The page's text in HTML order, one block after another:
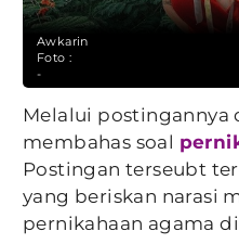
Awkarin
Foto :
-
Melalui postingannya
membahas soal
Postingan terseubt
yang beriskan narasi
pernikahaan agama